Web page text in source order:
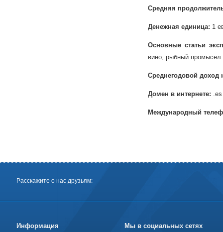
Средняя
Денежная единица: 1
Основные статьи
вино, рыбный промысел
Среднегодовой доход
Домен в интернете: .es
Международный
Расскажите о нас друзьям:
Информация Мы в социальных сетях